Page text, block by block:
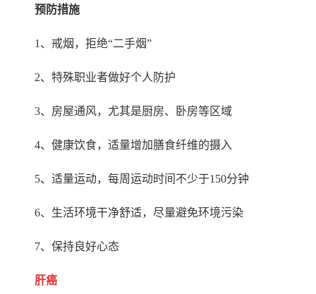
预防措施
1 、戒烟，拒绝“二手烟”
2、特殊职业者做好个人防护
3、房屋通风，尤其是厨房、卧房等区域
4、健康饮食，适量增加膳食纤维的摄入
5、适量运动，每周运动时间不少于150分钟
6、生活环境干净舒适，尽量避免环境污染
7、保持良好心态
肝癌